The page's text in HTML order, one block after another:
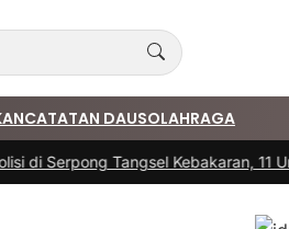
CATATAN DAUSOLAHRAGA
di Serpong Tangsel Kebakaran, 11